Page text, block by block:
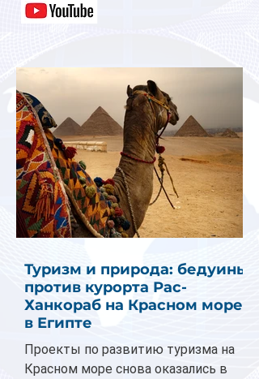
Туризм и природа: бедуины
против курорта Рас-
Ханкораб на Красном море
в Египте
Проекты по развитию туризма на
Красном море снова оказались в